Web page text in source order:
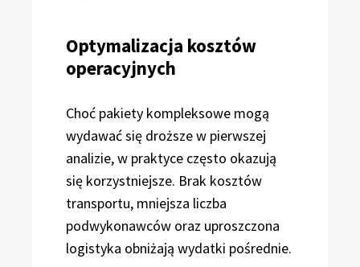
Optymalizacja kosztów
operacyjnych
Choć pakiety kompleksowe mogą
wydawać się droższe w pierwszej
analizie, w praktyce często okazują
się korzystniejsze. Brak kosztów
transportu, mniejsza liczba
podwykonawców oraz uproszczona
logistyka obniżają wydatki pośrednie.